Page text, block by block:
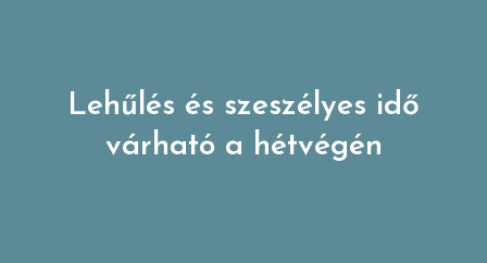
Lehűlés és szeszélyes idő
várható a hétvégén